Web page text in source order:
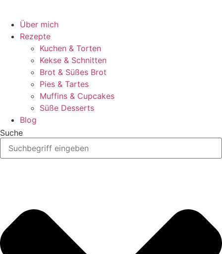
Über mich
Rezepte
Kuchen & Torten
Kekse & Schnitten
Brot & Süßes Brot
Pies & Tartes
Muffins & Cupcakes
Süße Desserts
Blog
Suche